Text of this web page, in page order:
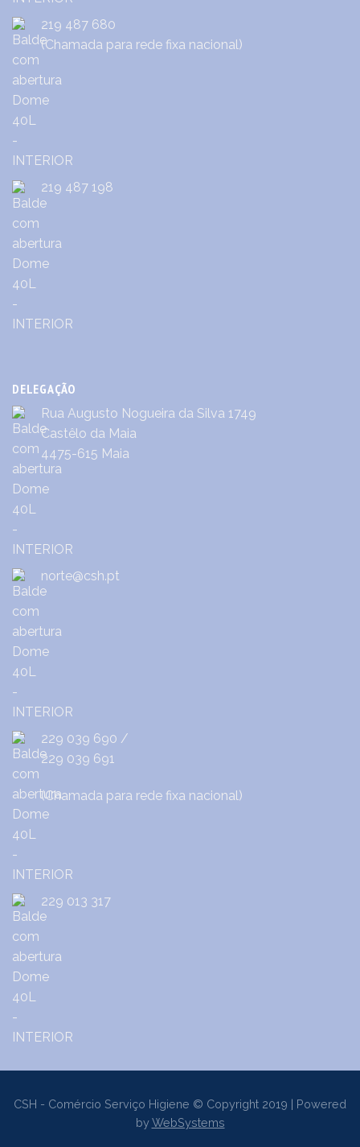
219 487 680
(Chamada para rede fixa nacional)
219 487 198
DELEGAÇÃO
Rua Augusto Nogueira da Silva 1749
Castêlo da Maia
4475-615 Maia
norte@csh.pt
229 039 690 /
229 039 691
(Chamada para rede fixa nacional)
229 013 317
CSH - Comércio Serviço Higiene © Copyright 2019 | Powered
byWebSystems